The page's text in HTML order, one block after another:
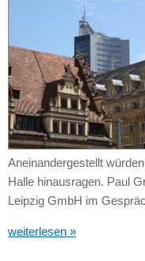
Aneinandergestellt
Halle hinausragen. Paul
Leipzig GmbH im
weiterlesen »